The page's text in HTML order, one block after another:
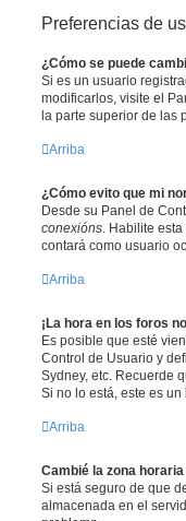
Preferencias de
¿Cómo se puede
Si es un usuario
modificarlos, visite el
la parte superior de las
Arriba
¿Cómo evito que mi
Desde su Panel de
conexións . Habilite
contará como usuario
Arriba
¡La hora en los foros
Es posible que esté
Control de Usuario y
Sydney, etc. Recuerde
Si no lo está, este es
Arriba
Cambié la zona
Si está seguro de que
almacenada en el